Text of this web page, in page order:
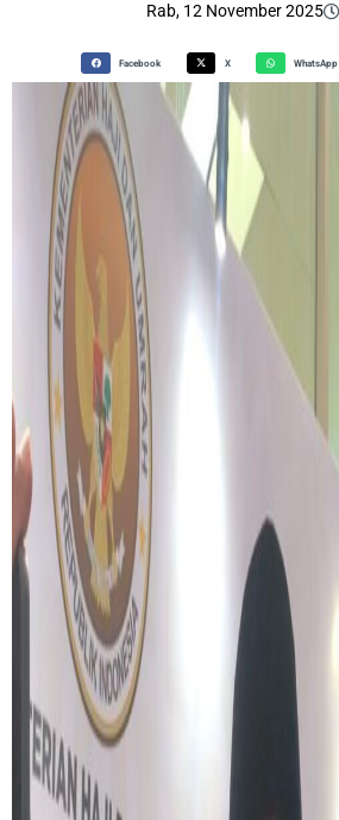
Rab, 12 November 2025
Facebook X WhatsApp